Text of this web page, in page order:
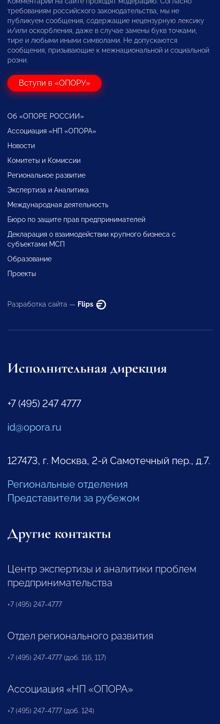
требованиям российского законодательства, мы не
публикуем сообщения, содержащие нецензурную лексику
и/или оскорбления, даже в случае замены букв точками,
тире и любыми иными символами. Не допускаются
сообщения, призывающие к межнациональной и социальной
розни.
Вступи в «ОПОРУ»
Об «ОПОРЕ РОССИИ»
Ассоциация «НП «ОПОРА»
Новости
Комитеты и Комиссии
Региональное развитие
Экспертиза и Аналитика
Международная деятельность
Бюро по защите прав предпринимателей
Декларация о взаимодействии крупного бизнеса с
субъектами МСП
Образование
Проекты
Разработка сайта — Flips
Исполнительная дирекция
+7 (495) 247 4777
id@opora.ru
127473, г. Москва, 2-й Самотечный пер., д.7.
Региональные отделения
Представители за рубежом
Другие контакты
Центр экспертизы и аналитики проблем
предпринимательства
+7 (495) 247-4777
Отдел регионального развития
+7 (495) 247-4777 (доб. 116, 117)
Ассоциация «НП «ОПОРА»
+7 (495) 247-4777 (доб. 124)